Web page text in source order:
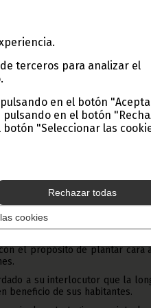
terceros para analizar el
en el botón
en el botón
"Seleccionar las
Rechazar todas
cookies
su cooperación
el curso de la audiencia
ha concedido al Primer
lunes en la sede de las
de Sesiones de la ONU.
han planteado la
el propósito de plantar cara
a su interlocutor que la
beneficio de sus habitantes.